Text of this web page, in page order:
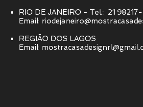
RIO DE JANEIRO​ - Tel.: 21 98217-
Email:
REGIÃO DOS LAGOS
Email: